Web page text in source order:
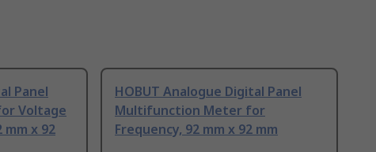
Panel
Voltage
x 92
HOBUT Analogue Digital Panel
Multifunction Meter for
Frequency, 92 mm x 92 mm